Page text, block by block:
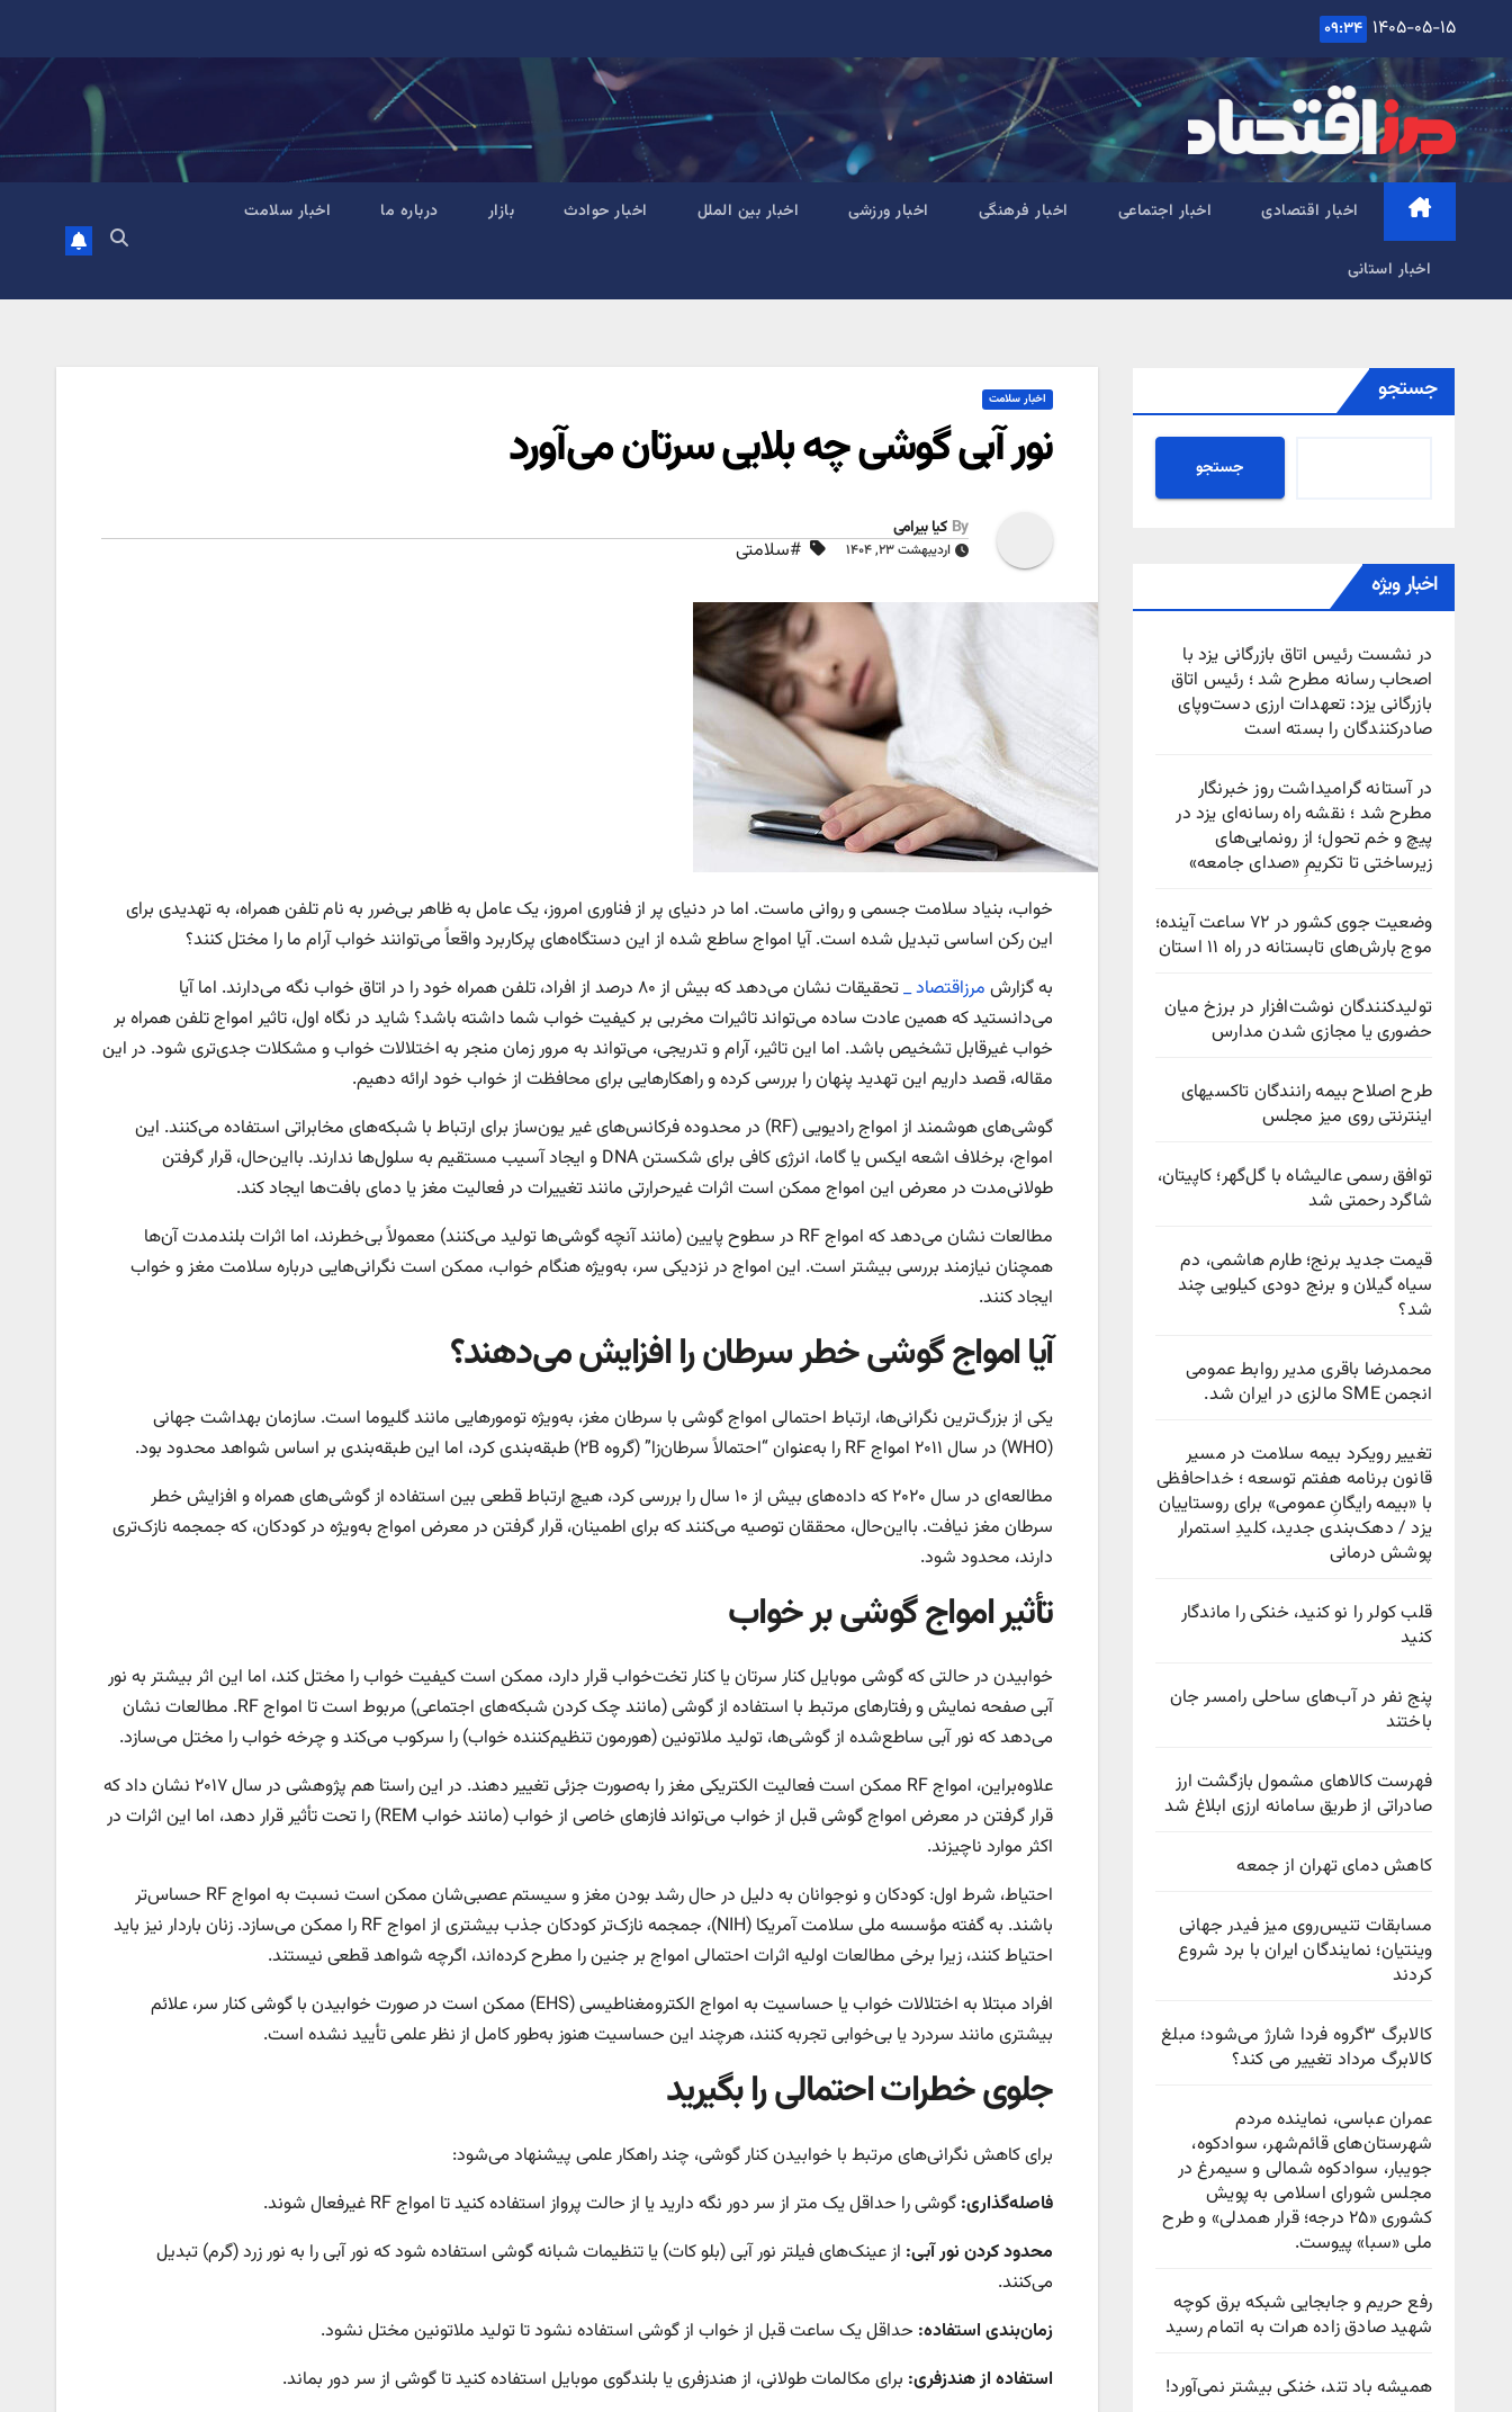
content
۱۴۰۵-۰۵-۱۵ ۰۹:۳۴
اخبار اقتصادی اخبار اجتماعی اخبار فرهنگی اخبار ورزشی اخبار بین الملل اخبار حوادث بازار درباره ما اخبار سلامت
اخبار استانی
جستجو
جستجو
اخبار ویژه
در نشست رئیس اتاق بازرگانی یزد با
اصحاب رسانه مطرح شد ؛ رئیس اتاق
بازرگانی یزد: تعهدات ارزی دست‌وپای
صادرکنندگان را بسته است
در آستانه گرامیداشت روز خبرنگار
مطرح شد ؛ نقشه راه رسانه‌ای یزد در
پیچ‌ و خم تحول؛ از رونمایی‌های
زیرساختی تا تکریمِ «صدای جامعه»
وضعیت جوی کشور در ۷۲ ساعت آینده؛
موج بارش‌های تابستانه در راه ۱۱ استان
تولیدکنندگان نوشت‌افزار در برزخ میان
حضوری یا مجازی شدن مدارس
طرح اصلاح بیمه رانندگان تاکسیهای
اینترنتی روی میز مجلس
توافق رسمی عالیشاه با گل‌گهر؛ کاپیتان،
شاگرد رحمتی شد
قیمت جدید برنج؛ طارم هاشمی، دم
سیاه گیلان و برنج دودی کیلویی چند
شد؟
محمدرضا باقری مدیر روابط عمومی
انجمن SME مالزی در ایران شد.
تغییر رویکرد بیمه سلامت در مسیر
قانون برنامه هفتم توسعه ؛ خداحافظی
با «بیمه رایگانِ عمومی» برای روستاییان
یزد / دهک‌بندی جدید، کلیدِ استمرار
پوشش درمانی
قلب کولر را نو کنید، خنکی را ماندگار
کنید
پنج نفر در آب‌های ساحلی رامسر جان
باختند
فهرست کالاهای مشمول بازگشت ارز
صادراتی از طریق سامانه ارزی ابلاغ شد
کاهش دمای تهران از جمعه
مسابقات تنیس‌روی میز فیدر جهانی
وینتیان؛ نمایندگان ایران با برد شروع
کردند
کالابرگ ۳گروه فردا شارژ می‌شود؛ مبلغ
کالابرگ مرداد تغییر می کند؟
عمران عباسی، نماینده مردم
شهرستان‌های قائم‌شهر، سوادكوه،
جویبار، سوادكوه شمالی و سیمرغ در
مجلس شورای اسلامی به پویش
كشوری «۲۵ درجه؛ قرار همدلی» و طرح
ملی «سبا» پیوست.
رفع حریم و جابجایی شبکه برق کوچه
شهید صادق زاده هرات به اتمام رسید
همیشه باد تند، خنکی بیشتر نمی‌آورد!
اخبار سلامت
نور آبی گوشی چه بلایی سرتان می‌آورد
By کیا بیرامی
اردیبهشت ۲۳, ۱۴۰۴ #سلامتی
خواب، بنیاد سلامت جسمی و روانی ماست. اما در دنیای پر از فناوری امروز، یک عامل به ظاهر بی‌ضرر به نام تلفن همراه، به تهدیدی برای
این رکن اساسی تبدیل شده است. آیا امواج ساطع شده از این دستگاه‌های پرکاربرد واقعاً می‌توانند خواب آرام ما را مختل کنند؟
به گزارش مرزاقتصاد _
تحقیقات نشان می‌دهد که بیش از ۸۰ درصد از افراد، تلفن همراه خود را در اتاق خواب نگه می‌دارند. اما آیا
می‌دانستید که همین عادت ساده می‌تواند تاثیرات مخربی بر کیفیت خواب شما داشته باشد؟ شاید در نگاه اول، تاثیر امواج تلفن همراه بر
خواب غیرقابل تشخیص باشد. اما این تاثیر، آرام و تدریجی، می‌تواند به مرور زمان منجر به اختلالات خواب و مشکلات جدی‌تری شود. در این
مقاله، قصد داریم این تهدید پنهان را بررسی کرده و راهکارهایی برای محافظت از خواب خود ارائه دهیم.
گوشی‌های هوشمند از امواج رادیویی (RF) در محدوده فرکانس‌های غیر یون‌ساز برای ارتباط با شبکه‌های مخابراتی استفاده می‌کنند. این
امواج، برخلاف اشعه ایکس یا گاما، انرژی کافی برای شکستن DNA و ایجاد آسیب مستقیم به سلول‌ها ندارند. بااین‌حال، قرار گرفتن
طولانی‌مدت در معرض این امواج ممکن است اثرات غیرحرارتی مانند تغییرات در فعالیت مغز یا دمای بافت‌ها ایجاد کند.
مطالعات نشان می‌دهد که امواج RF در سطوح پایین (مانند آنچه گوشی‌ها تولید می‌کنند) معمولاً بی‌خطرند، اما اثرات بلندمدت آن‌ها
همچنان نیازمند بررسی بیشتر است. این امواج در نزدیکی سر، به‌ویژه هنگام خواب، ممکن است نگرانی‌هایی درباره سلامت مغز و خواب
ایجاد کنند.
آیا امواج گوشی خطر سرطان را افزایش می‌دهند؟
یکی از بزرگ‌ترین نگرانی‌ها، ارتباط احتمالی امواج گوشی با سرطان مغز، به‌ویژه تومورهایی مانند گلیوما است. سازمان بهداشت جهانی
(WHO) در سال ۲۰۱۱ امواج RF را به‌عنوان “احتمالاً سرطان‌زا” (گروه ۲B) طبقه‌بندی کرد، اما این طبقه‌بندی بر اساس شواهد محدود بود.
مطالعه‌ای در سال ۲۰۲۰ که داده‌های بیش از ۱۰ سال را بررسی کرد، هیچ ارتباط قطعی بین استفاده از گوشی‌های همراه و افزایش خطر
سرطان مغز نیافت. بااین‌حال، محققان توصیه می‌کنند که برای اطمینان، قرار گرفتن در معرض امواج به‌ویژه در کودکان، که جمجمه نازک‌تری
دارند، محدود شود.
تأثیر امواج گوشی بر خواب
خوابیدن در حالتی که گوشی موبایل کنار سرتان یا کنار تخت‌خواب قرار دارد، ممکن است کیفیت خواب را مختل کند، اما این اثر بیشتر به نور
آبی صفحه نمایش و رفتارهای مرتبط با استفاده از گوشی (مانند چک کردن شبکه‌های اجتماعی) مربوط است تا امواج RF. مطالعات نشان
می‌دهد که نور آبی ساطع‌شده از گوشی‌ها، تولید ملاتونین (هورمون تنظیم‌کننده خواب) را سرکوب می‌کند و چرخه خواب را مختل می‌سازد.
علاوه‌براین، امواج RF ممکن است فعالیت الکتریکی مغز را به‌صورت جزئی تغییر دهند. در این راستا هم پژوهشی در سال ۲۰۱۷ نشان داد که
قرار گرفتن در معرض امواج گوشی قبل از خواب می‌تواند فازهای خاصی از خواب (مانند خواب REM) را تحت تأثیر قرار دهد، اما این اثرات در
اکثر موارد ناچیزند.
احتیاط، شرط اول: کودکان و نوجوانان به دلیل در حال رشد بودن مغز و سیستم عصبی‌شان ممکن است نسبت به امواج RF حساس‌تر
باشند. به گفته مؤسسه ملی سلامت آمریکا (NIH)، جمجمه نازک‌تر کودکان جذب بیشتری از امواج RF را ممکن می‌سازد. زنان باردار نیز باید
احتیاط کنند، زیرا برخی مطالعات اولیه اثرات احتمالی امواج بر جنین را مطرح کرده‌اند، اگرچه شواهد قطعی نیستند.
افراد مبتلا به اختلالات خواب یا حساسیت به امواج الکترومغناطیسی (EHS) ممکن است در صورت خوابیدن با گوشی کنار سر، علائم
بیشتری مانند سردرد یا بی‌خوابی تجربه کنند، هرچند این حساسیت هنوز به‌طور کامل از نظر علمی تأیید نشده است.
جلوی خطرات احتمالی را بگیرید
برای کاهش نگرانی‌های مرتبط با خوابیدن کنار گوشی، چند راهکار علمی پیشنهاد می‌شود:
فاصله‌گذاری: گوشی را حداقل یک متر از سر دور نگه دارید یا از حالت پرواز استفاده کنید تا امواج RF غیرفعال شوند.
محدود کردن نور آبی: از عینک‌های فیلتر نور آبی (بلو کات) یا تنظیمات شبانه گوشی استفاده شود که نور آبی را به نور زرد (گرم) تبدیل
می‌کنند.
زمان‌بندی استفاده: حداقل یک ساعت قبل از خواب از گوشی استفاده نشود تا تولید ملاتونین مختل نشود.
استفاده از هندزفری: برای مکالمات طولانی، از هندزفری یا بلندگوی موبایل استفاده کنید تا گوشی از سر دور بماند.